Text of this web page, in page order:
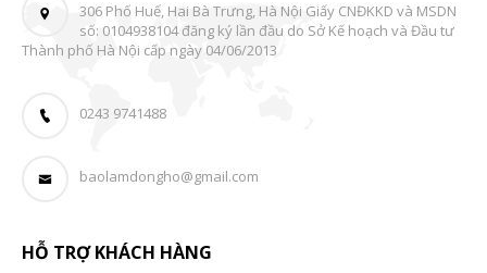
306 Phố Huế, Hai Bà Trưng, Hà Nội Giấy CNĐKKD và MSDN
số: 0104938104 đăng ký lần đầu do Sở Kế hoạch và Đầu tư
Thành phố Hà Nội cấp ngày 04/06/2013
0243 9741488
baolamdongho@gmail.com
HỖ TRỢ KHÁCH HÀNG